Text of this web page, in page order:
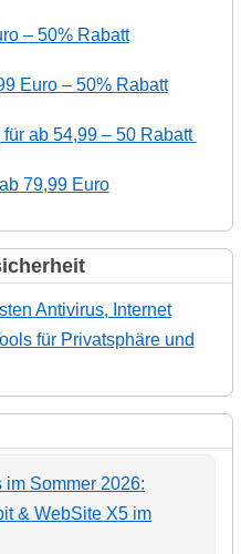
– 50% Rabatt
Euro – 50% Rabatt
ab 54,99 – 50 Rabatt
79,99 Euro
Antivirus, Internet
für Privatsphäre und
im Sommer 2026:
& WebSite X5 im